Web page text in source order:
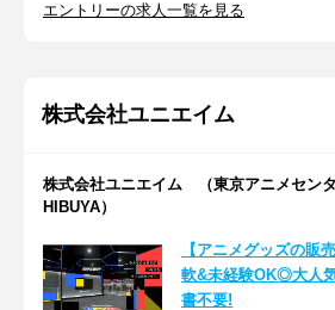
エントリーの求人一覧を見る
株式会社ユニエイム
株式会社ユニエイム （東京アニメセン
HIBUYA）
【アニメグッズの販
軟&未経験OK◎大人
書不要!